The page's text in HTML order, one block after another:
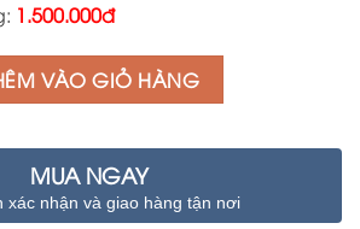
1.500.000đ
VÀO GIỎ HÀNG
MUA NGAY
xác nhận và giao hàng tận nơi